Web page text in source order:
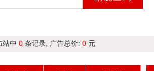
站中 0 条记录, 广告总价: 0 元